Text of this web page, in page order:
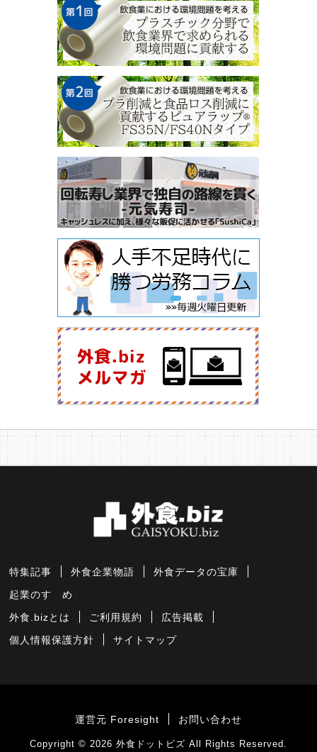
特集記事 外食企業物語 外食データの宝庫
起業のすゝめ
外食.bizとは ご利用規約 広告掲載
個人情報保護方針 サイトマップ
運営元 Foresight お問い合わせ
Copyright © 2026 外食ドットビズ All Rights Reserved.